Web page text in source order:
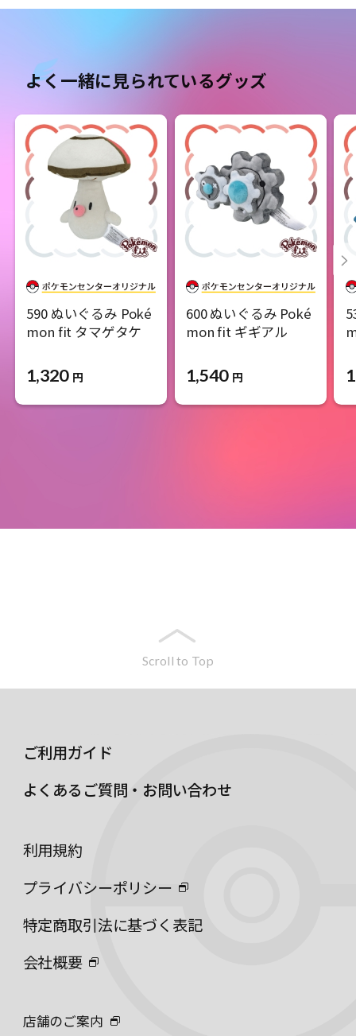
よく一緒に見られているグッズ
590 ぬいぐるみ Poké
mon fit タマゲタケ
1,320 円
600 ぬいぐるみ Poké
mon fit ギギアル
1,540 円
Scroll to Top
ご利用ガイド
よくあるご質問・お問い合わせ
利用規約
プライバシーポリシー
特定商取引法に基づく表記
会社概要
店舗のご案内